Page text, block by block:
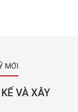
MỚI
VÀ XÂY